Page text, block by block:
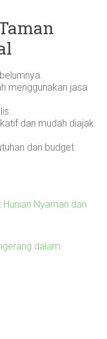
menggunakan jasa
dan mudah diajak
dan budget
Nyaman dan
dalam